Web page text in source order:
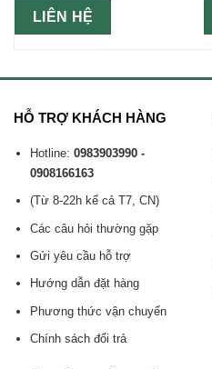
LIÊN HỆ
HỖ TRỢ KHÁCH HÀNG
Hotline: 0983903990 -
0908166163
(Từ 8-22h kể cả T7, CN)
Các câu hỏi thường gặp
Gửi yêu cầu hỗ trợ
Hướng dẫn đặt hàng
Phương thức vận chuyển
Chính sách đổi trả